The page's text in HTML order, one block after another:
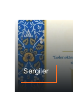
Sergiler